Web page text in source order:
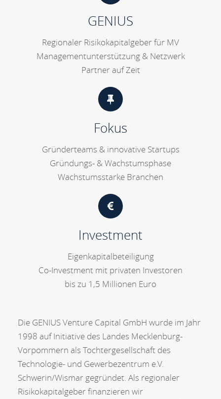
GENIUS
Regionaler Risikokapitalgeber für MV
Managementunterstützung & Netzwerk
Partner auf Zeit
Fokus
Gründerteams & innovative Startups
Gründungs- & Wachstumsphase
Wachstumsstarke Branchen
Investment
Eigenkapitalbeteiligung
Co-Investment mit privaten Investoren
bis zu 1,5 Millionen Euro
Die GENIUS Venture Capital GmbH wurde im Jahr
1998 auf Initiative des Landes Mecklenburg-
Vorpommern als Tochtergesellschaft des
Technologie- und Gewerbezentrum e.V.
Schwerin/Wismar gegründet. Als regionaler
Risikokapitalgeber finanzieren wir